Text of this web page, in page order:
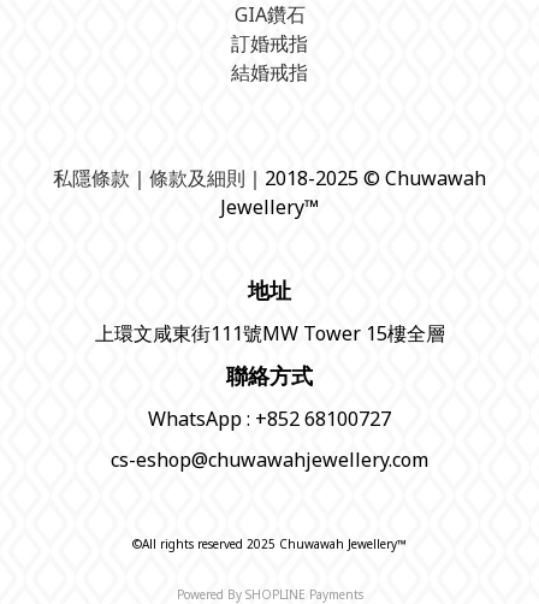
GIA鑽石
訂婚戒指
結婚戒指
私隱條款 ｜ 條款及細則 ｜2018-2025 © Chuwawah
Jewellery™
地址
上環文咸東街111號MW Tower 15樓全層
聯絡方式
WhatsApp : +852 68100727
cs-eshop@chuwawahjewellery.com
©All rights reserved 2025 Chuwawah Jewellery™
Powered By SHOPLINE Payments